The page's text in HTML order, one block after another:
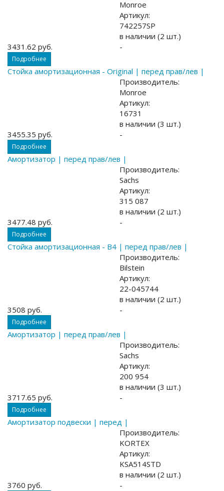
Monroe
Артикул:
742257SP
в наличии (2 шт.)
3431.62 руб.
-
Подробнее
Стойка амортизационная - Original | перед прав/лев |
Производитель:
Monroe
Артикул:
16731
в наличии (3 шт.)
3455.35 руб.
-
Подробнее
Амортизатор | перед прав/лев |
Производитель:
Sachs
Артикул:
315 087
в наличии (2 шт.)
3477.48 руб.
-
Подробнее
Стойка амортизационная - B4 | перед прав/лев |
Производитель:
Bilstein
Артикул:
22-045744
в наличии (2 шт.)
3508 руб.
-
Подробнее
Амортизатор | перед прав/лев |
Производитель:
Sachs
Артикул:
200 954
в наличии (3 шт.)
3717.65 руб.
-
Подробнее
Амортизатор подвески | перед |
Производитель:
KORTEX
Артикул:
KSA514STD
в наличии (2 шт.)
3760 руб.
-